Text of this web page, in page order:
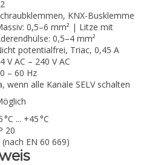
KNX-Busklemme
0,5–6 mm² | Litze mit
0,5–4 mm²
potentialfrei, Triac, 0,45 A
V AC – 240 V AC
– 60 Hz
wenn alle Kanäle SELV schalten
°C ... +45 °C
20
(nach EN 60 669)